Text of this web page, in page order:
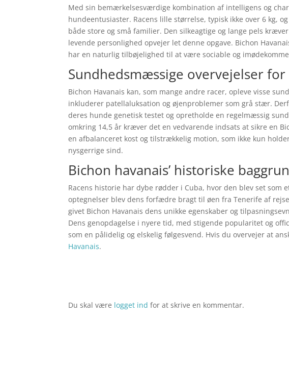
Med sin bemærkelsesværdige kombination af intelligens og
hundeentusiaster. Racens lille størrelse, typisk ikke over 6 kg,
både store og små familier. Den silkeagtige og lange pels
levende personlighed opvejer let denne opgave. Bichon
har en naturlig tilbøjelighed til at være sociable og
Sundhedsmæssige overvejelser
Bichon Havanais kan, som mange andre racer, opleve visse
inkluderer patellaluksation og øjenproblemer som grå stær.
deres hunde genetisk testet og opretholde en regelmæssig
omkring 14,5 år kræver det en vedvarende indsats at sikre en
en afbalanceret kost og tilstrækkelig motion, som ikke kun
nysgerrige sind.
Bichon havanais’ historiske
Racens historie har dybe rødder i Cuba, hvor den blev set som
optegnelser blev dens forfædre bragt til øen fra Tenerife af
givet Bichon Havanais dens unikke egenskaber og
Dens genopdagelse i nyere tid, med stigende popularitet og
som en pålidelig og elskelig følgesvend. Hvis du overvejer at
Havanais.
Du skal være logget ind for at skrive en kommentar.